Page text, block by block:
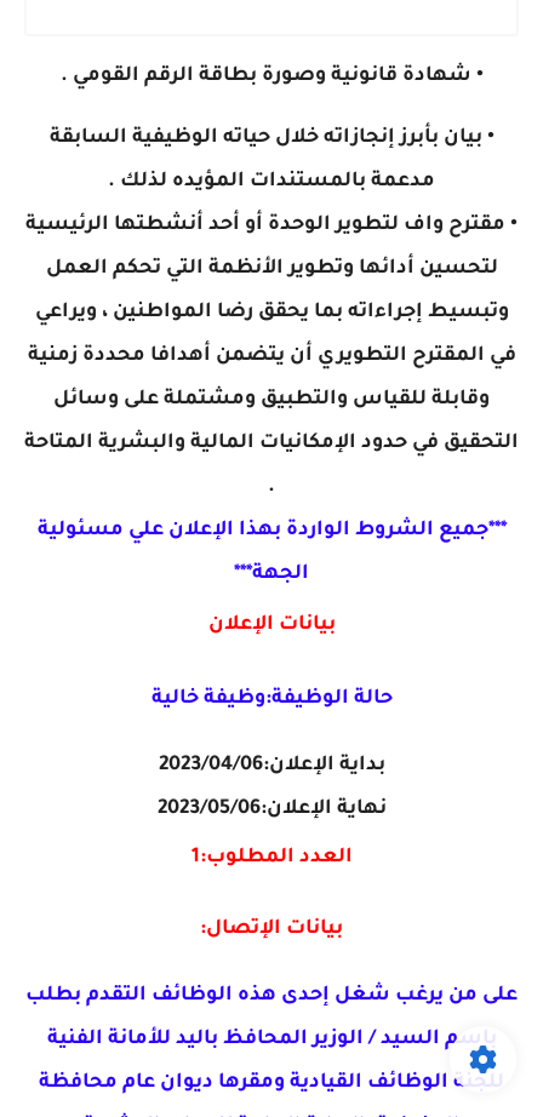
• شهادة قانونية وصورة بطاقة الرقم القومي .
• بيان بأبرز إنجازاته خلال حياته الوظيفية السابقة
مدعمة بالمستندات المؤيده لذلك .
• مقترح واف لتطوير الوحدة أو أحد أنشطتها الرئيسية
لتحسين أدائها وتطوير الأنظمة التي تحكم العمل
وتبسيط إجراءاته بما يحقق رضا المواطنين ، ويراعي
في المقترح التطويري أن يتضمن أهدافا محددة زمنية
وقابلة للقياس والتطبيق ومشتملة على وسائل
التحقيق في حدود الإمكانيات المالية والبشرية المتاحة
.
***جميع الشروط الواردة بهذا الإعلان علي مسئولية
الجهة***
بيانات الإعلان
حالة الوظيفة:وظيفة خالية
بداية الإعلان:2023/04/06
نهاية الإعلان:2023/05/06
العدد المطلوب:1
بيانات الإتصال:
على من يرغب شغل إحدى هذه الوظائف التقدم بطلب
باسم السيد / الوزير المحافظ باليد للأمانة الفنية
للجنة الوظائف القيادية ومقرها ديوان عام محافظة